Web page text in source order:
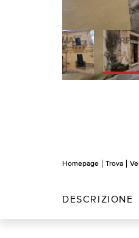
Homepage Trova
DESCRIZIONE